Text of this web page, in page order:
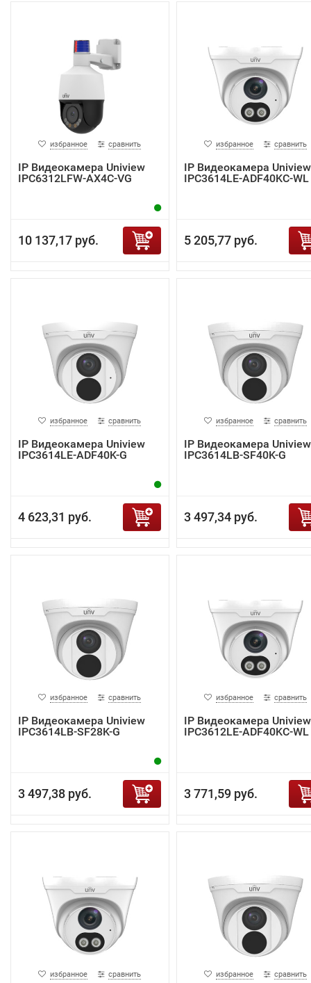
избранное сравнить
IP Видеокамера Uniview
IPC6312LFW-AX4C-VG
10 137,17 руб.
избранное сравнить
IP Видеокамера Uniview
IPC3614LE-ADF40KC-WL
5 205,77 руб.
избранное сравнить
IP Видеокамера Uniview
IPC3614LE-ADF40K-G
4 623,31 руб.
избранное сравнить
IP Видеокамера Uniview
IPC3614LB-SF40K-G
3 497,34 руб.
избранное сравнить
IP Видеокамера Uniview
IPC3614LB-SF28K-G
3 497,38 руб.
избранное сравнить
IP Видеокамера Uniview
IPC3612LE-ADF40KC-WL
3 771,59 руб.
избранное сравнить избранное сравнить